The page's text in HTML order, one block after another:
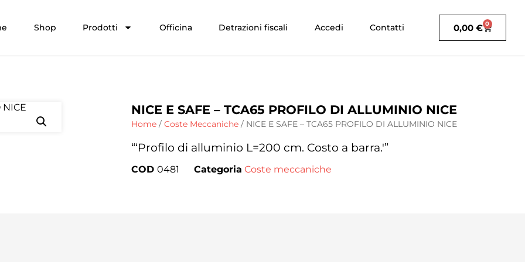
Shop Prodotti Officina Detrazioni fiscali Accedi Contatti 0,00 € 0
NICE E SAFE – TCA65 PROFILO DI ALLUMINIO NICE
Home / Coste Meccaniche / NICE E SAFE – TCA65 PROFILO DI ALLUMINIO NICE
“‘Profilo di alluminio L=200 cm. Costo a barra.'”
COD 0481 Categoria Coste meccaniche